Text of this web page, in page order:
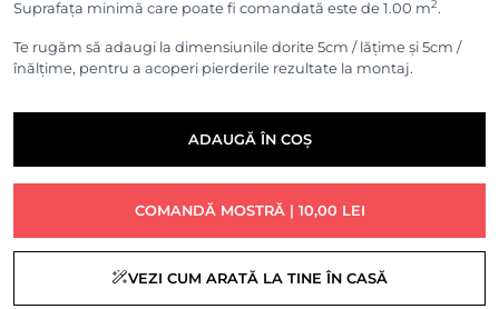
Suprafața minimă care poate fi comandată este de 1.00 m2.
Te rugăm să adaugi la dimensiunile dorite 5cm / lățime și 5cm /
înălțime, pentru a acoperi pierderile rezultate la montaj.
ADAUGĂ ÎN COȘ
COMANDĂ MOSTRĂ | 10,00 LEI
VEZI CUM ARATĂ LA TINE ÎN CASĂ